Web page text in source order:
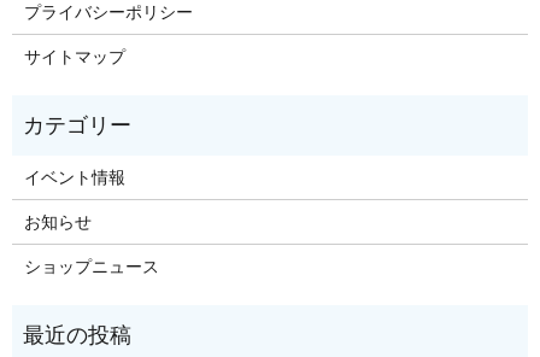
プライバシーポリシー
サイトマップ
イベント情報
お知らせ
ショップニュース